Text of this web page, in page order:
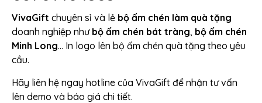
VivaGift chuyên sỉ và lẻ bộ ấm chén làm quà tặng
doanh nghiệp như bộ ấm chén bát tràng, bộ ấm chén
Minh Long… In logo lên bộ ấm chén quà tặng theo yêu
cầu.
Hãy liên hệ ngay hotline của VivaGift để nhận tư vấn
lên demo và báo giá chi tiết.